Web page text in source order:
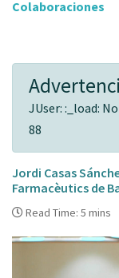
Colaboraciones
JUser: :_load:
88
Jordi Casas
Farmacèutics de
Read Time: 5 mins